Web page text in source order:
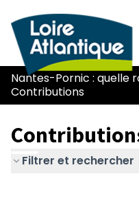
Nantes-Pornic : quelle
Contributions
Filtrer et rechercher